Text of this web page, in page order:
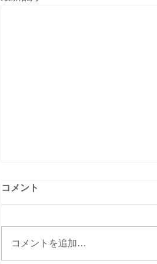
iIIRO hair salon OPEN
コメント
コメントを追加…